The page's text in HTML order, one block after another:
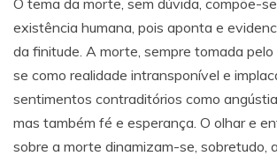
existência humana, pois aponta e
da finitude. A morte, sempre tomada
se como realidade intransponível e
sentimentos contraditórios como
mas também fé e esperança. O olhar e
sobre a morte dinamizam-se, sobretudo,